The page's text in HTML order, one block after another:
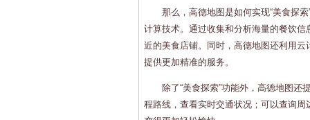
那么，高德地图是如何实现“美食探
计算技术。通过收集和分析海量的餐饮
近的美食店铺。同时，高德地图还利用
提供更加精准的服务。
除了“美食探索”功能外，高德地图
程路线，查看实时交通状况；可以查询